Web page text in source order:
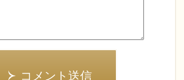
コメント送信